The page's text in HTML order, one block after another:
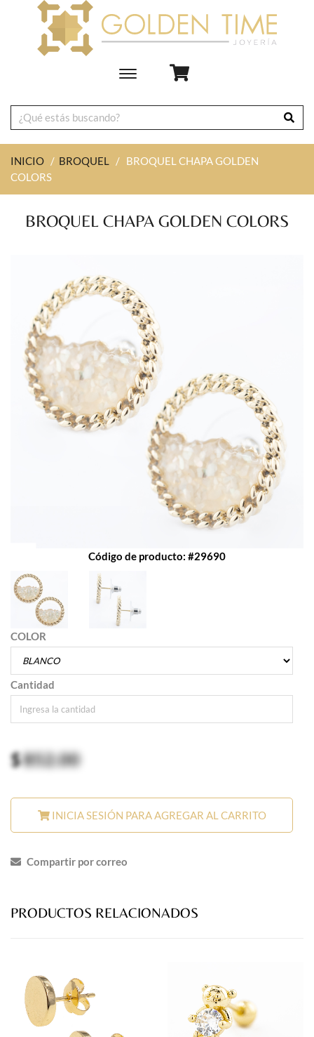
Toggle
navigation
INICIO / BROQUEL / BROQUEL CHAPA GOLDEN
COLORS
BROQUEL CHAPA GOLDEN COLORS
Código de producto: #29690
COLOR
Cantidad
$852.00
INICIA SESIÓN PARA AGREGAR AL CARRITO
Compartir por correo
PRODUCTOS RELACIONADOS